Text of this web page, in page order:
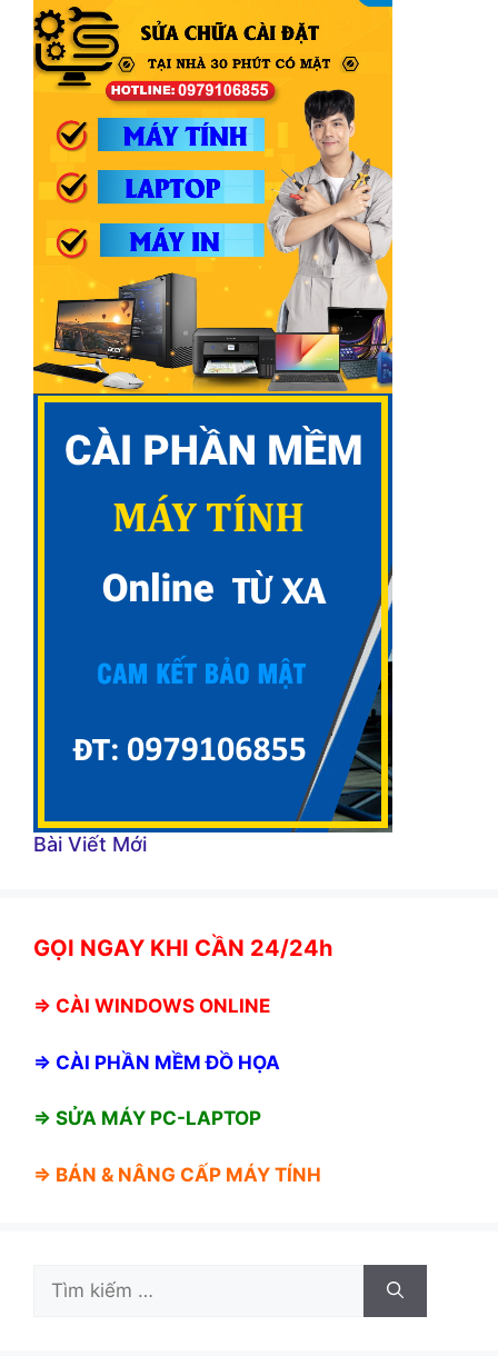
Bài Viết Mới
GỌI NGAY KHI CẦN 24/24h
⇒ CÀI WINDOWS ONLINE
⇒ CÀI PHẦN MỀM ĐỒ HỌA
⇒ SỬA MÁY PC-LAPTOP
⇒ BÁN & NÂNG CẤP MÁY TÍNH
Tìm
kiếm